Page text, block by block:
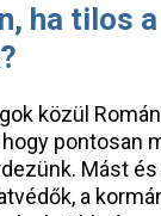
ha tilos a
közül
pontosan
Mást
a